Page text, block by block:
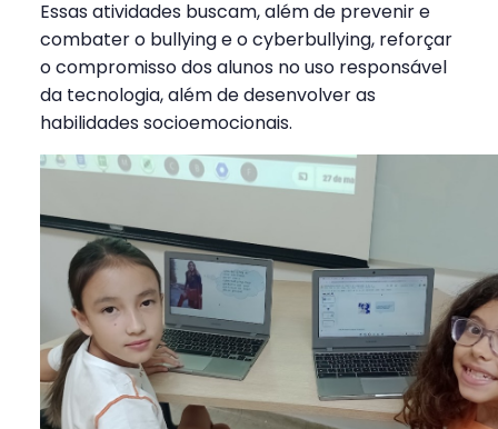
Essas atividades buscam, além de prevenir e
combater o bullying e o cyberbullying, reforçar
o compromisso dos alunos no uso responsável
da tecnologia, além de desenvolver as
habilidades socioemocionais.